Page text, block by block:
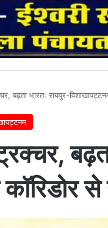
बढ़ता भारतः रायपुर-